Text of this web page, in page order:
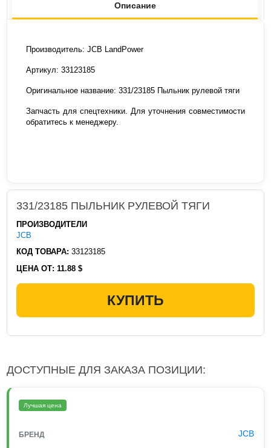
Описание
Производитель: JCB LandPower
Артикул: 33123185
Оригинальное название: 331/23185 Пыльник рулевой тяги
Запчасть для спецтехники. Для уточнения совместимости
обратитесь к менеджеру.
331/23185 ПЫЛЬНИК РУЛЕВОЙ ТЯГИ
ПРОИЗВОДИТЕЛИ
JCB
КОД ТОВАРА: 33123185
ЦЕНА ОТ: 11.88 $
КУПИТЬ
ДОСТУПНЫЕ ДЛЯ ЗАКАЗА ПОЗИЦИИ:
Лучшая цена
БРЕНД JCB